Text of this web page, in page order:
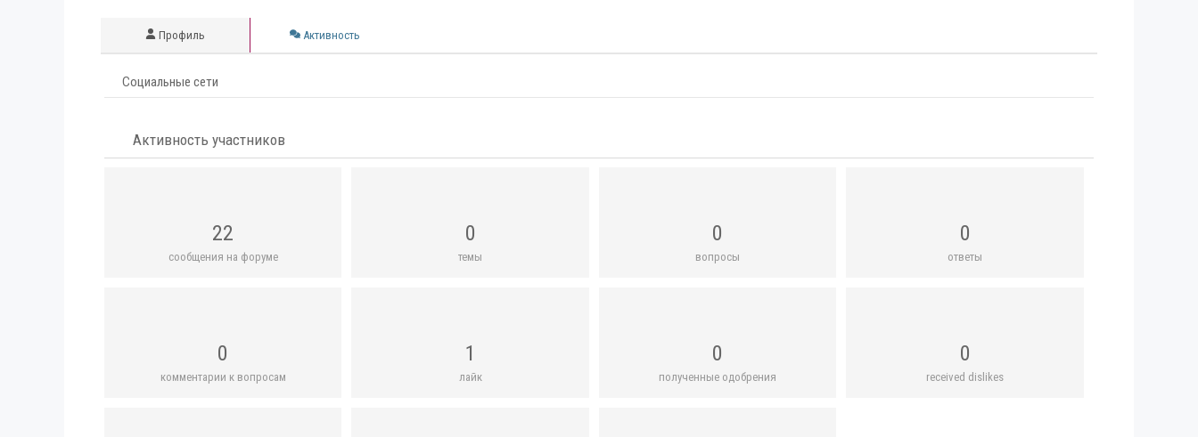
Профиль Активность
Социальные сети
Активность участников
22
сообщения на форуме
0
темы
0
вопросы
0
ответы
0
комментарии к вопросам
1
лайк
0
полученные одобрения
0
received dislikes